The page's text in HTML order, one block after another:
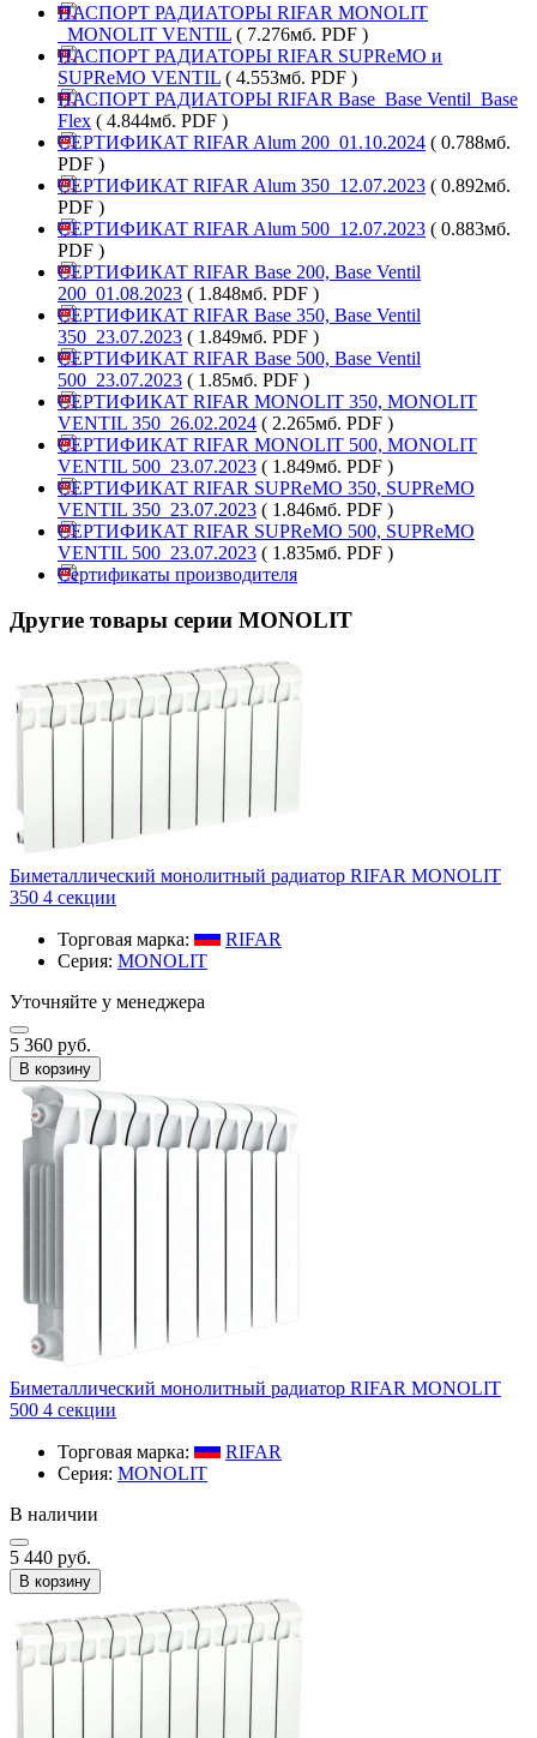
ПАСПОРТ РАДИАТОРЫ RIFAR MONOLIT
_MONOLIT VENTIL ( 7.276мб. PDF )
ПАСПОРТ РАДИАТОРЫ RIFAR SUPReMO и
SUPReMO VENTIL ( 4.553мб. PDF )
ПАСПОРТ РАДИАТОРЫ RIFAR Base_Base Ventil_Base
Flex ( 4.844мб. PDF )
СЕРТИФИКАТ RIFAR Alum 200_01.10.2024 ( 0.788мб.
PDF )
СЕРТИФИКАТ RIFAR Alum 350_12.07.2023 ( 0.892мб.
PDF )
СЕРТИФИКАТ RIFAR Alum 500_12.07.2023 ( 0.883мб.
PDF )
СЕРТИФИКАТ RIFAR Base 200, Base Ventil
200_01.08.2023 ( 1.848мб. PDF )
СЕРТИФИКАТ RIFAR Base 350, Base Ventil
350_23.07.2023 ( 1.849мб. PDF )
СЕРТИФИКАТ RIFAR Base 500, Base Ventil
500_23.07.2023 ( 1.85мб. PDF )
СЕРТИФИКАТ RIFAR MONOLIT 350, MONOLIT
VENTIL 350_26.02.2024 ( 2.265мб. PDF )
СЕРТИФИКАТ RIFAR MONOLIT 500, MONOLIT
VENTIL 500_23.07.2023 ( 1.849мб. PDF )
СЕРТИФИКАТ RIFAR SUPReMO 350, SUPReMO
VENTIL 350_23.07.2023 ( 1.846мб. PDF )
СЕРТИФИКАТ RIFAR SUPReMO 500, SUPReMO
VENTIL 500_23.07.2023 ( 1.835мб. PDF )
Сертификаты производителя
Другие товары серии MONOLIT
Биметаллический монолитный радиатор RIFAR MONOLIT
350 4 секции
Торговая марка:
RIFAR​
Серия: MONOLIT
Уточняйте у менеджера
5 360 руб.
В корзину
Биметаллический монолитный радиатор RIFAR MONOLIT
500 4 секции
Торговая марка:
RIFAR​
Серия: MONOLIT
В наличии
5 440 руб.
В корзину